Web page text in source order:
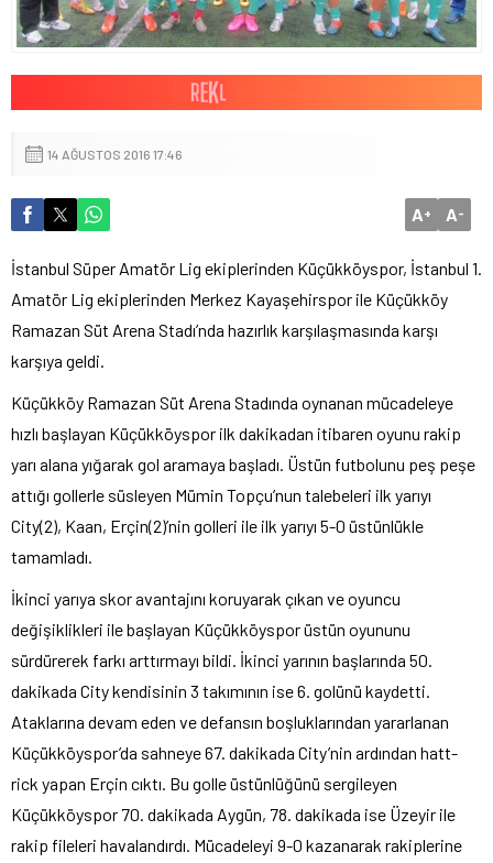
14 AĞUSTOS 2016 17:46
A+ A-
İstanbul Süper Amatör Lig ekiplerinden Küçükköyspor, İstanbul 1.
Amatör Lig ekiplerinden Merkez Kayaşehirspor ile Küçükköy
Ramazan Süt Arena Stadı’nda hazırlık karşılaşmasında karşı
karşıya geldi.
Küçükköy Ramazan Süt Arena Stadında oynanan mücadeleye
hızlı başlayan Küçükköyspor ilk dakikadan itibaren oyunu rakip
yarı alana yığarak gol aramaya başladı. Üstün futbolunu peş peşe
attığı gollerle süsleyen Mümin Topçu’nun talebeleri ilk yarıyı
City(2), Kaan, Erçin(2)’nin golleri ile ilk yarıyı 5-­0 üstünlükle
tamamladı.
İkinci yarıya skor avantajını koruyarak çıkan ve oyuncu
değişiklikleri ile başlayan Küçükköyspor üstün oyununu
sürdürerek farkı arttırmayı bildi. İkinci yarının başlarında 50.
dakikada City kendisinin 3 takımının ise 6. golünü kaydetti.
Ataklarına devam eden ve defansın boşluklarından yararlanan
Küçükköyspor’da sahneye 67. dakikada City’nin ardından hatt-
rick yapan Erçin cıktı. Bu golle üstünlüğünü sergileyen
Küçükköyspor 70. dakikada Aygün, 78. dakikada ise Üzeyir ile
rakip fileleri havalandırdı. Mücadeleyi 9-­0 kazanarak rakiplerine